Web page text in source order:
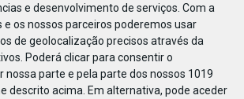
e desenvolvimento de serviços. Com a
e os nossos parceiros poderemos usar
de geolocalização precisos através da
Poderá clicar para consentir o
nossa parte e pela parte dos nossos 1019
descrito acima. Em alternativa, pode aceder